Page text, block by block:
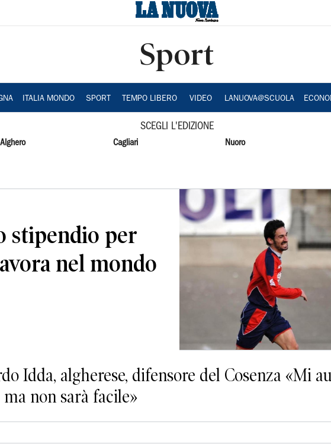
Sport
ITALIA MONDO SPORT TEMPO LIBERO VIDEO LANUOVA@SCUOLA
SCEGLI L'EDIZIONE
Alghero Cagliari Nuoro
stipendio per
nel mondo
Idda, algherese, difensore del Cosenza «Mi
non sarà facile»